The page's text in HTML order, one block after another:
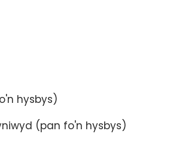
hysbys)
(pan fo'n hysbys)